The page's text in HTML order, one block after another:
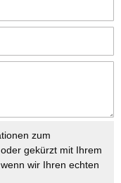
zum
gekürzt mit Ihrem
wir Ihren echten